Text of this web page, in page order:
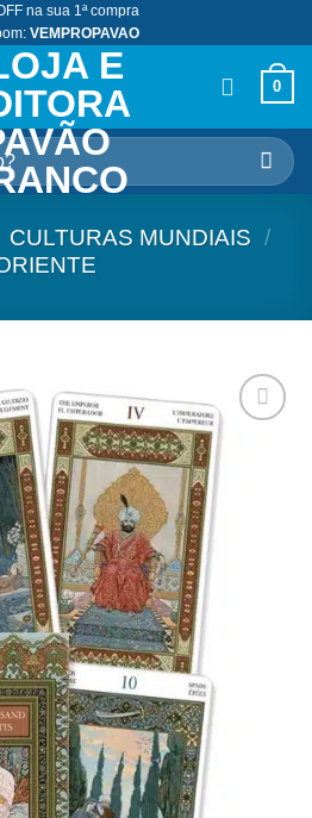
na sua 1ª compra
VEMPROPAVAO
0
CULTURAS MUNDIAIS /
Adicionar